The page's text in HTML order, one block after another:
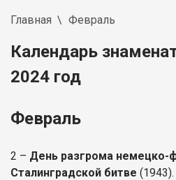
Главная Февраль
Календарь
2024 год
Февраль
2 – День разгрома немецко-
Сталинградской битве (1943).